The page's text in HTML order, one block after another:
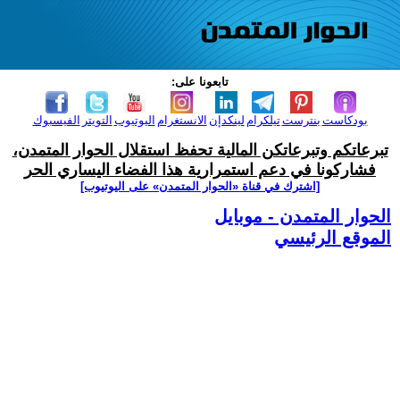
تابعونا على:
الفيسبوك التويتر اليوتيوب الانستغرام لينكدإن تيلكرامبنترست بودكاست
تبرعاتكم وتبرعاتكن المالية تحفظ استقلال الحوار المتمدن،
فشاركونا في دعم استمرارية هذا الفضاء اليساري الحر
[اشترك في قناة ‫«الحوار المتمدن» على اليوتيوب]
الحوار المتمدن - موبايل
الموقع الرئيسي